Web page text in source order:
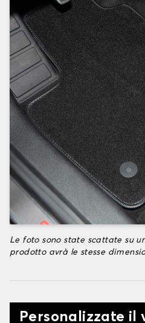
Le foto sono state scattate su
prodotto avrà le stesse
Personalizzate il